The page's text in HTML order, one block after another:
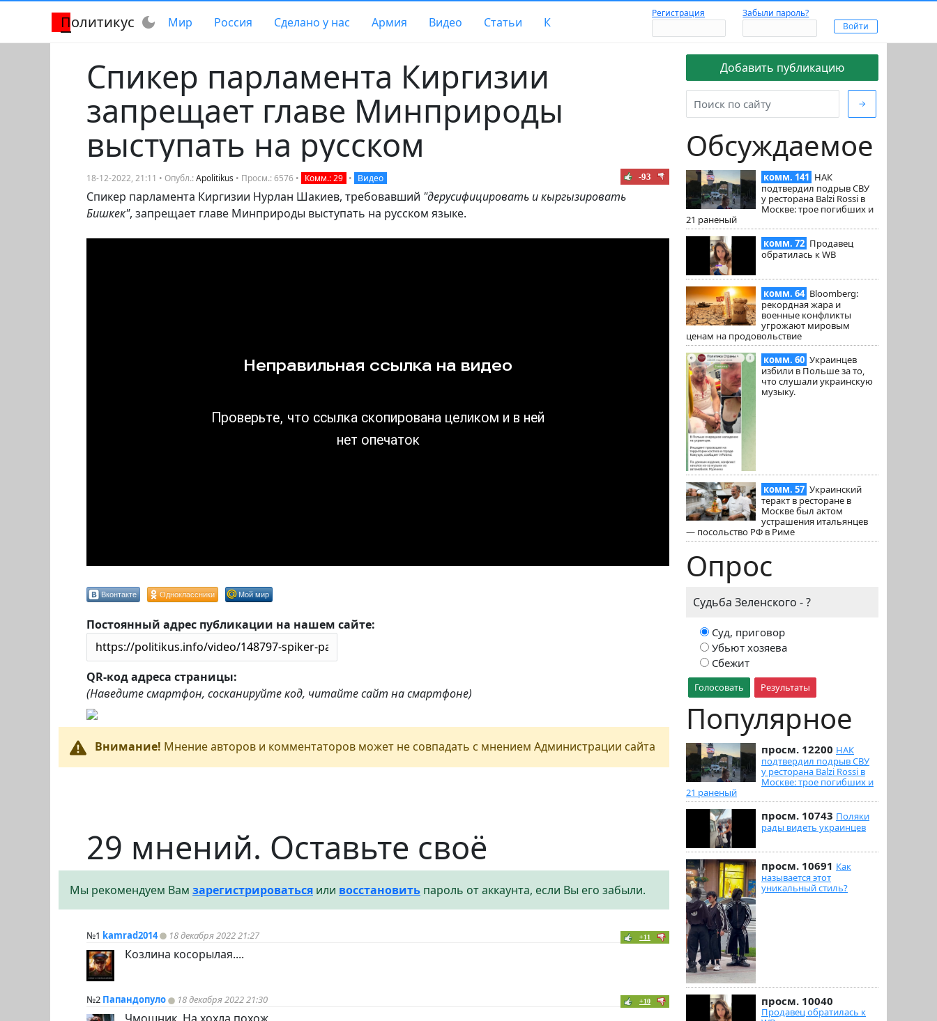
Политикус dark_mode Мир Россия Сделано у нас Армия Видео Статьи К
Регистрация Забыли пароль?
Добавить публикацию
→
Обсуждаемое
комм. 141 НАК
подтвердил подрыв СВУ
у ресторана Balzi Rossi в
Москве: трое погибших и
21 раненый
комм. 72 Продавец
обратилась к WB
комм. 64 Bloomberg:
рекордная жара и
военные конфликты
угрожают мировым
ценам на продовольствие
комм. 60 Украинцев
избили в Польше за то,
что слушали украинскую
музыку.
комм. 57 Украинский
теракт в ресторане в
Москве был актом
устрашения итальянцев
— посольство РФ в Риме
Опрос
Судьба Зеленского - ?
Суд, приговор
Убьют хозяева
Сбежит
Голосовать Результаты
Популярное
просм. 12200 НАК
подтвердил подрыв СВУ
у ресторана Balzi Rossi в
Москве: трое погибших и
21 раненый
просм. 10743 Поляки
рады видеть украинцев
просм. 10691 Как
называется этот
уникальный стиль?
просм. 10040
Продавец обратилась к
Спикер парламента Киргизии
запрещает главе Минприроды
выступать на русском
18-12-2022, 21:11 • Опубл.:Apolitikus • Просм.: 6576 • Комм.: 29 • Видео -93
Спикер парламента Киргизии Нурлан Шакиев, требовавший "дерусифицировать и кыргызировать
Бишкек", запрещает главе Минприроды выступать на русском языке.
Вконтакте Одноклассники Мой мир
Постоянный адрес публикации на нашем сайте:
QR-код адреса страницы:
(Наведите смартфон, сосканируйте код, читайте сайт на смартфоне)
Внимание! Мнение авторов и комментаторов может не совпадать с мнением Администрации сайта
29 мнений. Оставьте своё
Мы рекомендуем Вам зарегистрироваться или восстановить пароль от аккаунта, если Вы его забыли.
№1 kamrad2014 18 декабря 2022 21:27 +11
Козлина косорылая....
№2 Папандопуло 18 декабря 2022 21:30 +10